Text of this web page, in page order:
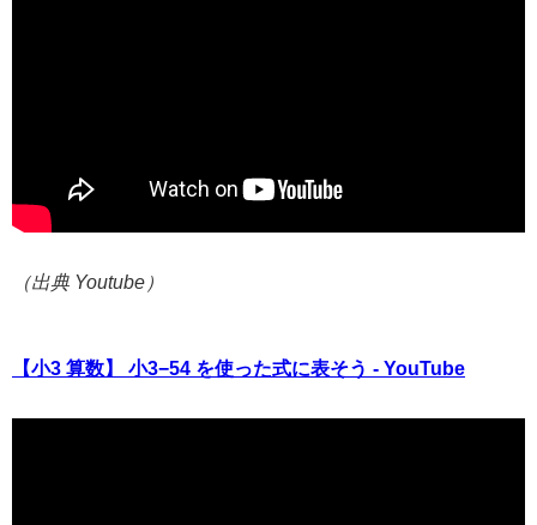
（出典 Youtube）
【小3 算数】 小3−54 を使った式に表そう - YouTube